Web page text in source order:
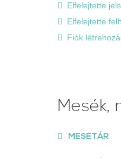
Elfelejtette
Elfelejtette
Fiók
Mesék,
MESETÁR